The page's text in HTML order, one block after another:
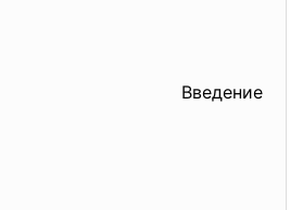
Введение